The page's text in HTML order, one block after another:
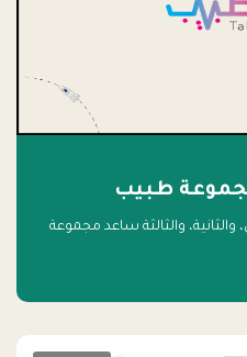
طبيب
والثالثة ساعد مجموعة